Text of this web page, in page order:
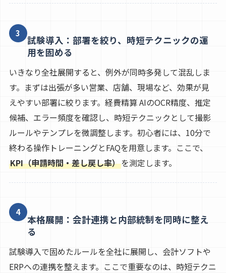
3
試験導入：部署を絞り、時短テクニックの運
用を固める
いきなり全社展開すると、例外が同時多発して混乱しま
す。まずは出張が多い営業、店舗、現場など、効果が見
えやすい部署に絞ります。経費精算 AIのOCR精度、推定
候補、エラー頻度を確認し、時短テクニックとして撮影
ルールやテンプレを微調整します。初心者には、10分で
終わる操作トレーニングとFAQを用意します。ここで、
KPI（申請時間・差し戻し率）を測定します。
4
本格展開：会計連携と内部統制を同時に整え
る
試験導入で固めたルールを全社に展開し、会計ソフトや
ERPへの連携を整えます。ここで重要なのは、時短テクニ